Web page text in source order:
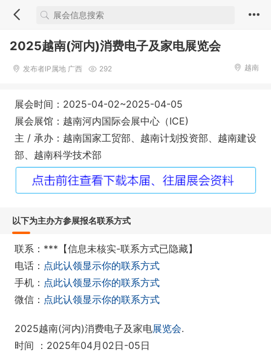
2025越南(河内)消费电子及家电展览会
发布者IP属地 广西 292 越南
展会时间：2025-04-02~2025-04-05
展会展馆：越南河内国际会展中心（ICE)
主 / 承办：越南国家工贸部、越南计划投资部、越南建设
部、越南科学技术部
以下为主办方参展报名联系方式
联系：***【信息未核实-联系方式已隐藏】
电话： 点此认领显示你的联系方式
手机： 点此认领显示你的联系方式
微信： 点此认领显示你的联系方式
2025越南(河内)消费电子及家电展览会.
时间 ：2025年04月02日-05日